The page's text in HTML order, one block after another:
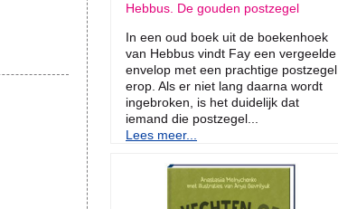
Hebbus. De gouden postzegel
In een oud boek uit de boekenhoek
van Hebbus vindt Fay een vergeelde
envelop met een prachtige postzegel
erop. Als er niet lang daarna wordt
ingebroken, is het duidelijk dat
iemand die postzegel...
Lees meer...